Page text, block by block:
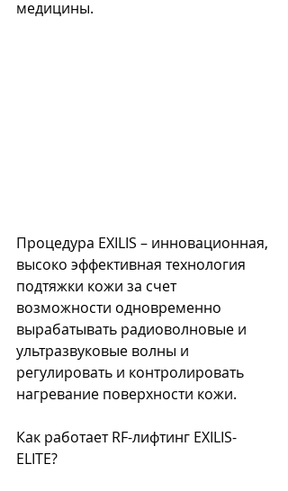
медицины.
Процедура EXILIS – инновационная,
высоко эффективная технология
подтяжки кожи за счет
возможности одновременно
вырабатывать радиоволновые и
ультразвуковые волны и
регулировать и контролировать
нагревание поверхности кожи.
Как работает RF-лифтинг EXILIS-
ELITE?